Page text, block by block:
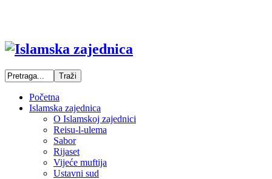
Početna
Islamska zajednica
O Islamskoj zajednici
Reisu-l-ulema
Sabor
Rijaset
Vijeće muftija
Ustavni sud